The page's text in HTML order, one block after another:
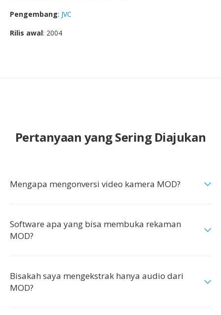
Pengembang: JVC
Rilis awal: 2004
Pertanyaan yang Sering Diajukan
Mengapa mengonversi video kamera MOD?
Software apa yang bisa membuka rekaman
MOD?
Bisakah saya mengekstrak hanya audio dari
MOD?